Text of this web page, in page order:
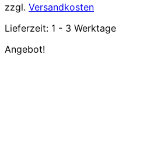
zzgl. Versandkosten
Lieferzeit: 1 - 3 Werktage
Angebot!